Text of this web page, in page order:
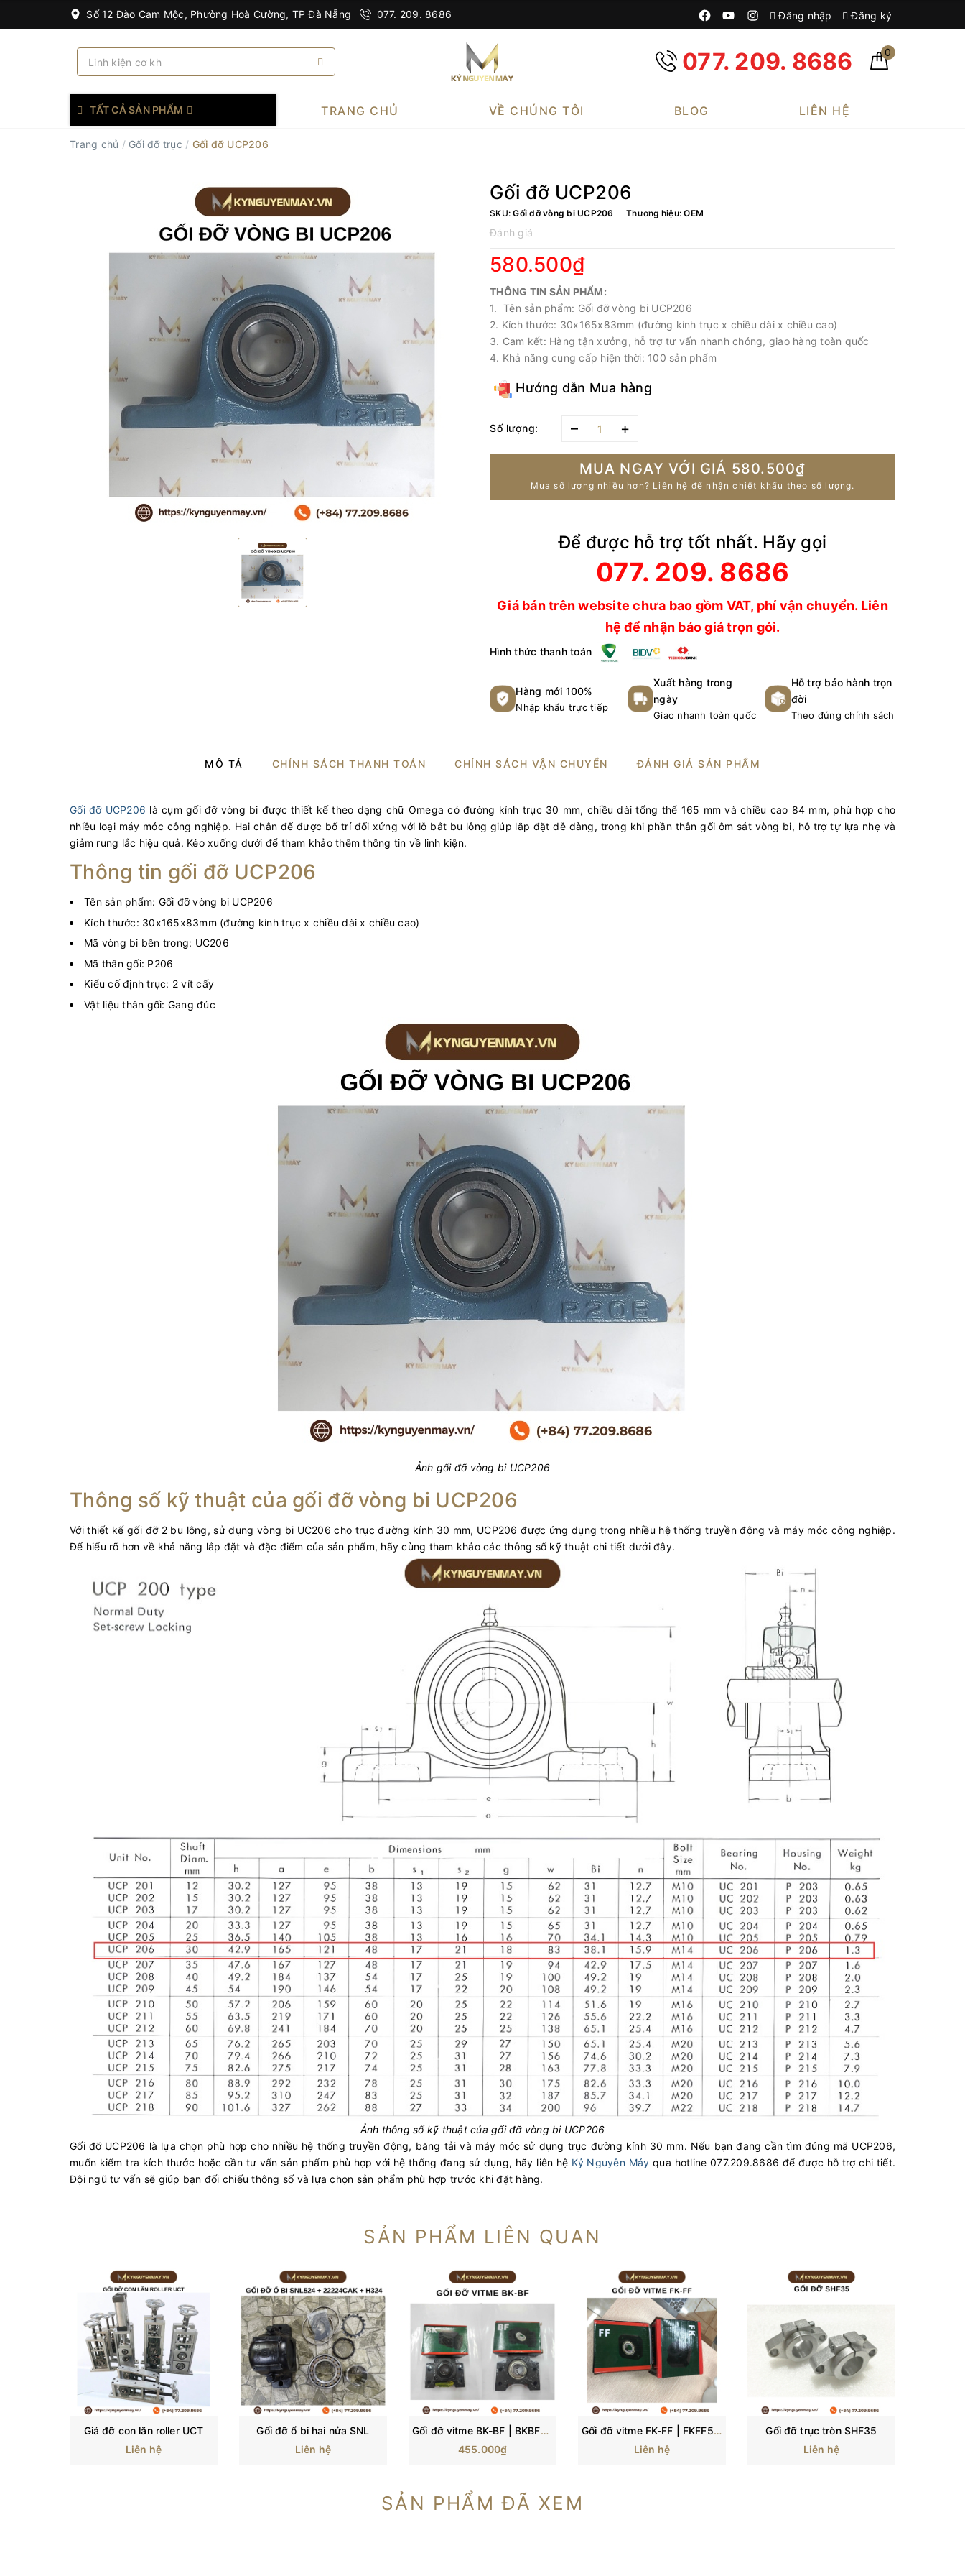
Số 12 Đào Cam Mộc, Phường Hoà Cường, TP Đà Nẵng 077. 209. 8686 Đăng nhập Đăng ký
077. 209. 8686 0
TẤT CẢ SẢN PHẨM TRANG CHỦ VỀ CHÚNG TÔI BLOG LIÊN HỆ
Trang chủ / Gối đỡ trục / Gối đỡ UCP206
Gối đỡ UCP206
SKU:Gối đỡ vòng bi UCP206 Thương hiệu:OEM
Đánh giá
580.500₫
THÔNG TIN SẢN PHẨM:
1. Tên sản phẩm: Gối đỡ vòng bi UCP206
2. Kích thước: 30x165x83mm (đường kính trục x chiều dài x chiều cao)
3. Cam kết: Hàng tận xưởng, hỗ trợ tư vấn nhanh chóng, giao hàng toàn quốc
4. Khả năng cung cấp hiện thời: 100 sản phẩm
Hướng dẫn Mua hàng
Số lượng: – +
MUA NGAY VỚI GIÁ 580.500₫
Mua số lượng nhiều hơn? Liên hệ để nhận chiết khấu theo số lượng.
Để được hỗ trợ tốt nhất. Hãy gọi
077. 209. 8686
Giá bán trên website chưa bao gồm VAT, phí vận chuyển. Liên
hệ để nhận báo giá trọn gói.
Hình thức thanh toán
Hàng mới 100%
Nhập khẩu trực tiếp
Xuất hàng trong
ngày
Giao nhanh toàn quốc
Hỗ trợ bảo hành trọn
đời
Theo đúng chính sách
MÔ TẢ CHÍNH SÁCH THANH TOÁN CHÍNH SÁCH VẬN CHUYỂN ĐÁNH GIÁ SẢN PHẨM
Gối đỡ UCP206 là cụm gối đỡ vòng bi được thiết kế theo dạng chữ Omega có đường kính trục 30 mm, chiều dài tổng thể 165 mm và chiều cao 84 mm, phù hợp cho
nhiều loại máy móc công nghiệp. Hai chân đế được bố trí đối xứng với lỗ bắt bu lông giúp lắp đặt dễ dàng, trong khi phần thân gối ôm sát vòng bi, hỗ trợ tự lựa nhẹ và
giảm rung lắc hiệu quả. Kéo xuống dưới để tham khảo thêm thông tin về linh kiện.
Thông tin gối đỡ UCP206
Tên sản phẩm: Gối đỡ vòng bi UCP206
Kích thước: 30x165x83mm (đường kính trục x chiều dài x chiều cao)
Mã vòng bi bên trong: UC206
Mã thân gối: P206
Kiểu cố định trục: 2 vít cấy
Vật liệu thân gối: Gang đúc
Ảnh gối đỡ vòng bi UCP206
Thông số kỹ thuật của gối đỡ vòng bi UCP206
Với thiết kế gối đỡ 2 bu lông, sử dụng vòng bi UC206 cho trục đường kính 30 mm, UCP206 được ứng dụng trong nhiều hệ thống truyền động và máy móc công nghiệp.
Để hiểu rõ hơn về khả năng lắp đặt và đặc điểm của sản phẩm, hãy cùng tham khảo các thông số kỹ thuật chi tiết dưới đây.
Ảnh thông số kỹ thuật của gối đỡ vòng bi UCP206
Gối đỡ UCP206 là lựa chọn phù hợp cho nhiều hệ thống truyền động, băng tải và máy móc sử dụng trục đường kính 30 mm. Nếu bạn đang cần tìm đúng mã UCP206,
muốn kiểm tra kích thước hoặc cần tư vấn sản phẩm phù hợp với hệ thống đang sử dụng, hãy liên hệ Kỷ Nguyên Máy qua hotline 077.209.8686 để được hỗ trợ chi tiết.
Đội ngũ tư vấn sẽ giúp bạn đối chiếu thông số và lựa chọn sản phẩm phù hợp trước khi đặt hàng.
SẢN PHẨM LIÊN QUAN
Giá đỡ con lăn roller UCT
Liên hệ
Gối đỡ ổ bi hai nửa SNL
Liên hệ
Gối đỡ vitme BK-BF | BKBF10, BKBF12, BKBF15, BKBF17, BKBF20, BKBF25, BKBF30, BKBF35, BKBF40
455.000₫
Gối đỡ vitme FK-FF | FKFF5, FKFF6, FKFF8, FKFF10, FKFF12, FKFF15, FKFF20, FKFF25, FKFF30
Liên hệ
Gối đỡ trục tròn SHF35
Liên hệ
SẢN PHẨM ĐÃ XEM